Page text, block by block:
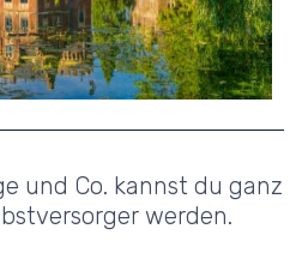
und Co. kannst du ganz
werden.